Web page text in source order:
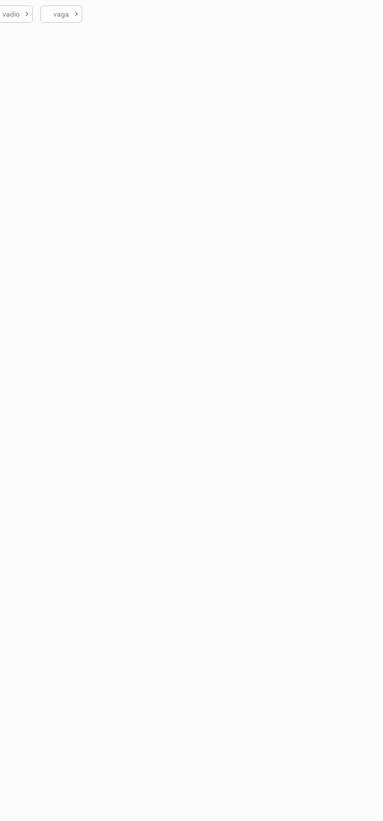
vadio vaga